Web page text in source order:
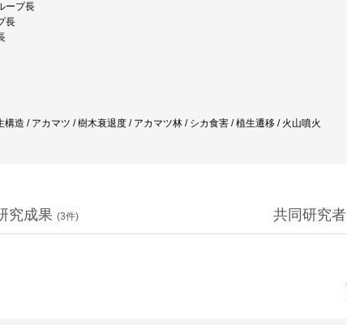
ープ長
長
造 / アカマツ / 樹木衰退度 / アカマツ林 / シカ食害 / 植生遷移 / 火山噴火
究成果 (3件) 共同研究者